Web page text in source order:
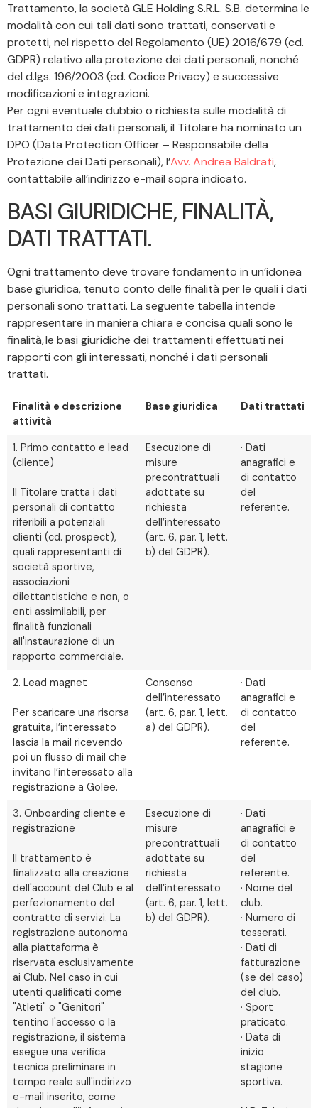
Trattamento, la società GLE Holding S.R.L. S.B. determina le
modalità con cui tali dati sono trattati, conservati e
protetti, nel rispetto del Regolamento (UE) 2016/679 (cd.
GDPR) relativo alla protezione dei dati personali, nonché
del d.lgs. 196/2003 (cd. Codice Privacy) e successive
modificazioni e integrazioni.
Per ogni eventuale dubbio o richiesta sulle modalità di
trattamento dei dati personali, il Titolare ha nominato un
DPO (Data Protection Officer – Responsabile della
Protezione dei Dati personali), l’Avv. Andrea Baldrati,
contattabile all’indirizzo e-mail sopra indicato.
BASI GIURIDICHE, FINALITÀ,
DATI TRATTATI.
Ogni trattamento deve trovare fondamento in un’idonea
base giuridica, tenuto conto delle finalità per le quali i dati
personali sono trattati. La seguente tabella intende
rappresentare in maniera chiara e concisa quali sono le
finalità, le basi giuridiche dei trattamenti effettuati nei
rapporti con gli interessati, nonché i dati personali
trattati.
Finalità e descrizione
attività
Base giuridica Dati trattati
1. Primo contatto e lead
(cliente)
Il Titolare tratta i dati
personali di contatto
riferibili a potenziali
clienti (cd. prospect),
quali rappresentanti di
società sportive,
associazioni
dilettantistiche e non, o
enti assimilabili, per
finalità funzionali
all'instaurazione di un
rapporto commerciale.
Esecuzione di
misure
precontrattuali
adottate su
richiesta
dell’interessato
(art. 6, par. 1, lett.
b) del GDPR).
· Dati
anagrafici e
di contatto
del
referente.
2. Lead magnet
Per scaricare una risorsa
gratuita, l’interessato
lascia la mail ricevendo
poi un flusso di mail che
invitano l’interessato alla
registrazione a Golee.
Consenso
dell’interessato
(art. 6, par. 1, lett.
a) del GDPR).
· Dati
anagrafici e
di contatto
del
referente.
3. Onboarding cliente e
registrazione
Il trattamento è
finalizzato alla creazione
dell'account del Club e al
perfezionamento del
contratto di servizi. La
registrazione autonoma
alla piattaforma è
riservata esclusivamente
ai Club. Nel caso in cui
utenti qualificati come
"Atleti" o "Genitori"
tentino l'accesso o la
registrazione, il sistema
esegue una verifica
tecnica preliminare in
tempo reale sull'indirizzo
e-mail inserito, come
Esecuzione di
misure
precontrattuali
adottate su
richiesta
dell’interessato
(art. 6, par. 1, lett.
b) del GDPR).
· Dati
anagrafici e
di contatto
del
referente.
· Nome del
club.
· Numero di
tesserati.
· Dati di
fatturazione
(se del caso)
del club.
· Sport
praticato.
· Data di
inizio
stagione
sportiva.